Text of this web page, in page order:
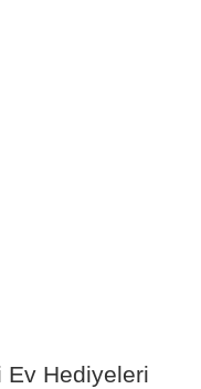
Ev Hediyeleri